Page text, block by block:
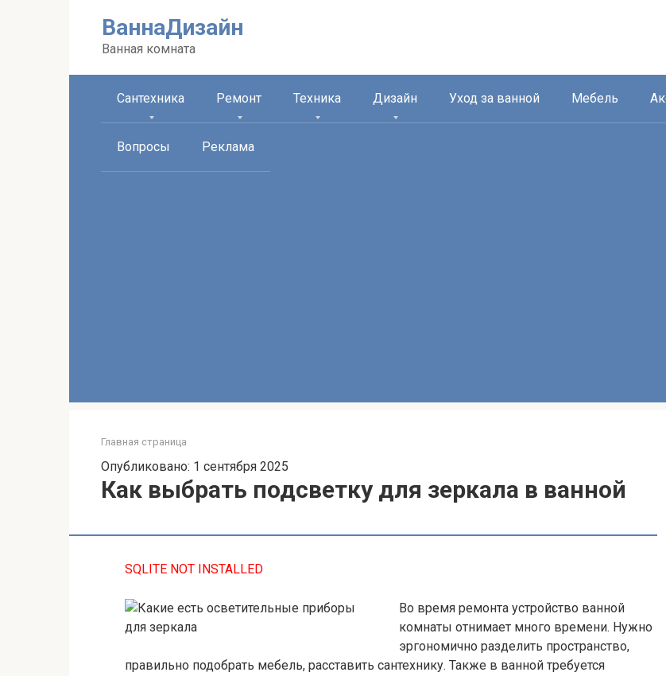
ВаннаДизайн
Ванная комната
Сантехника Ремонт Техника Дизайн Уход за ванной Мебель
Вопросы Реклама
Главная страница
Опубликовано: 1 сентября 2025
Как выбрать подсветку для зеркала в ванной
SQLITE NOT INSTALLED
Во время ремонта устройство ванной
комнаты отнимает много времени. Нужно
эргономично разделить пространство,
правильно подобрать мебель, расставить сантехнику. Также в ванной требуется